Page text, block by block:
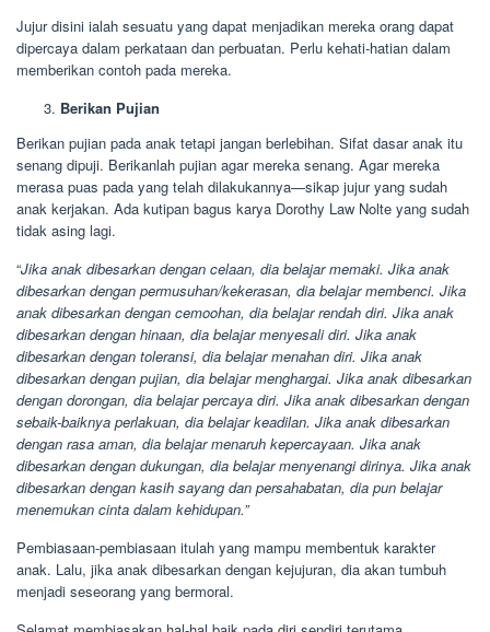
Jujur disini ialah sesuatu yang dapat menjadikan mereka orang dapat
dipercaya dalam perkataan dan perbuatan. Perlu kehati-hatian dalam
memberikan contoh pada mereka.
Berikan Pujian
Berikan pujian pada anak tetapi jangan berlebihan. Sifat dasar anak itu
senang dipuji. Berikanlah pujian agar mereka senang. Agar mereka
merasa puas pada yang telah dilakukannya—sikap jujur yang sudah
anak kerjakan. Ada kutipan bagus karya Dorothy Law Nolte yang sudah
tidak asing lagi.
“Jika anak dibesarkan dengan celaan, dia belajar memaki. Jika anak
dibesarkan dengan permusuhan/kekerasan, dia belajar membenci. Jika
anak dibesarkan dengan cemoohan, dia belajar rendah diri. Jika anak
dibesarkan dengan hinaan, dia belajar menyesali diri. Jika anak
dibesarkan dengan toleransi, dia belajar menahan diri. Jika anak
dibesarkan dengan pujian, dia belajar menghargai. Jika anak dibesarkan
dengan dorongan, dia belajar percaya diri. Jika anak dibesarkan dengan
sebaik-baiknya perlakuan, dia belajar keadilan. Jika anak dibesarkan
dengan rasa aman, dia belajar menaruh kepercayaan. Jika anak
dibesarkan dengan dukungan, dia belajar menyenangi dirinya. Jika anak
dibesarkan dengan kasih sayang dan persahabatan, dia pun belajar
menemukan cinta dalam kehidupan.”
Pembiasaan-pembiasaan itulah yang mampu membentuk karakter
anak. Lalu, jika anak dibesarkan dengan kejujuran, dia akan tumbuh
menjadi seseorang yang bermoral.